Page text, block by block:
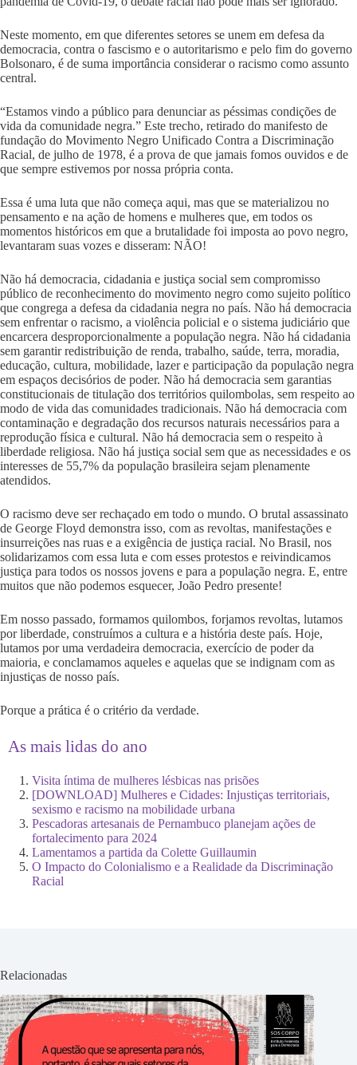
Neste momento, em que diferentes setores se unem em defesa da
democracia, contra o fascismo e o autoritarismo e pelo fim do governo
Bolsonaro, é de suma importância considerar o racismo como assunto
central.
“Estamos vindo a público para denunciar as péssimas condições de
vida da comunidade negra.” Este trecho, retirado do manifesto de
fundação do Movimento Negro Unificado Contra a Discriminação
Racial, de julho de 1978, é a prova de que jamais fomos ouvidos e de
que sempre estivemos por nossa própria conta.
Essa é uma luta que não começa aqui, mas que se materializou no
pensamento e na ação de homens e mulheres que, em todos os
momentos históricos em que a brutalidade foi imposta ao povo negro,
levantaram suas vozes e disseram: NÃO!
Não há democracia, cidadania e justiça social sem compromisso
público de reconhecimento do movimento negro como sujeito político
que congrega a defesa da cidadania negra no país. Não há democracia
sem enfrentar o racismo, a violência policial e o sistema judiciário que
encarcera desproporcionalmente a população negra. Não há cidadania
sem garantir redistribuição de renda, trabalho, saúde, terra, moradia,
educação, cultura, mobilidade, lazer e participação da população negra
em espaços decisórios de poder. Não há democracia sem garantias
constitucionais de titulação dos territórios quilombolas, sem respeito ao
modo de vida das comunidades tradicionais. Não há democracia com
contaminação e degradação dos recursos naturais necessários para a
reprodução física e cultural. Não há democracia sem o respeito à
liberdade religiosa. Não há justiça social sem que as necessidades e os
interesses de 55,7% da população brasileira sejam plenamente
atendidos.
O racismo deve ser rechaçado em todo o mundo. O brutal assassinato
de George Floyd demonstra isso, com as revoltas, manifestações e
insurreições nas ruas e a exigência de justiça racial. No Brasil, nos
solidarizamos com essa luta e com esses protestos e reivindicamos
justiça para todos os nossos jovens e para a população negra. E, entre
muitos que não podemos esquecer, João Pedro presente!
Em nosso passado, formamos quilombos, forjamos revoltas, lutamos
por liberdade, construímos a cultura e a história deste país. Hoje,
lutamos por uma verdadeira democracia, exercício de poder da
maioria, e conclamamos aqueles e aquelas que se indignam com as
injustiças de nosso país.
Porque a prática é o critério da verdade.
As mais lidas do ano
Visita íntima de mulheres lésbicas nas prisões
[DOWNLOAD] Mulheres e Cidades: Injustiças territoriais,
sexismo e racismo na mobilidade urbana
Pescadoras artesanais de Pernambuco planejam ações de
fortalecimento para 2024
Lamentamos a partida da Colette Guillaumin
O Impacto do Colonialismo e a Realidade da Discriminação
Racial
Relacionadas